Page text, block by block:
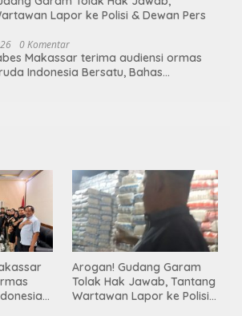
Lapor ke Polisi & Dewan Pers
0 Komentar
Makassar terima audiensi ormas
Indonesia Bersatu, Bahas
Arogan! Gudang Garam
Tolak Hak Jawab, Tantang
Wartawan Lapor ke Polisi